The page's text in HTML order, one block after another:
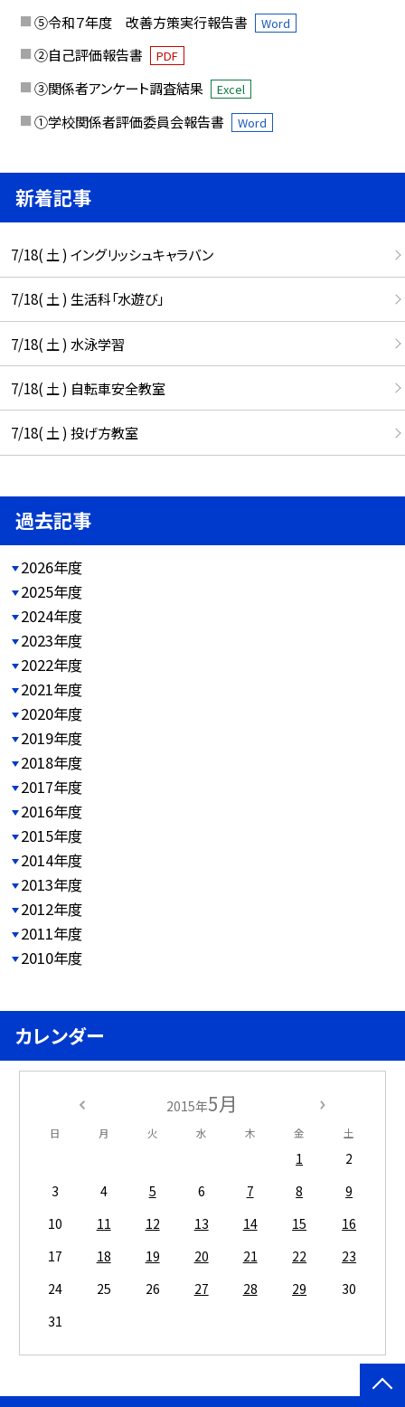
⑤令和７年度 改善方策実行報告書 Word
②自己評価報告書 PDF
③関係者アンケート調査結果 Excel
①学校関係者評価委員会報告書 Word
新着記事
7/18( 土 ) イングリッシュキャラバン
7/18( 土 ) 生活科「水遊び」
7/18( 土 ) 水泳学習
7/18( 土 ) 自転車安全教室
7/18( 土 ) 投げ方教室
過去記事
2026年度
2025年度
2024年度
2023年度
2022年度
2021年度
2020年度
2019年度
2018年度
2017年度
2016年度
2015年度
2014年度
2013年度
2012年度
2011年度
2010年度
カレンダー
2015年5月
日 月 火 水 木 金 土
1
2
3
4 5 6 7 8
9
10
11 12 13 14 15
16
17
18 19 20 21 22
23
24
25 26 27 28 29
30
31